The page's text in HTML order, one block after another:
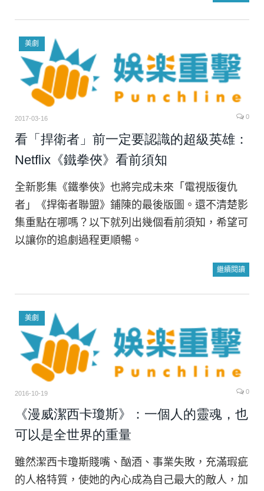
美劇
2017-03-16 0
看「捍衛者」前一定要認識的超級英雄：
Netflix《鐵拳俠》看前須知
全新影集《鐵拳俠》也將完成未來「電視版復仇
者」《捍衛者聯盟》鋪陳的最後版圖。還不清楚影
集重點在哪嗎？以下就列出幾個看前須知，希望可
以讓你的追劇過程更順暢。
繼續閱讀
美劇
2016-10-19 0
《漫威潔西卡瓊斯》：一個人的靈魂，也
可以是全世界的重量
雖然潔西卡瓊斯賤嘴、酗酒、事業失敗，充滿瑕疵
的人格特質，使她的內心成為自己最大的敵人，加